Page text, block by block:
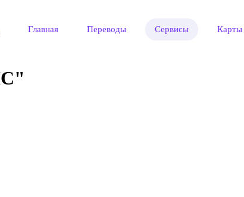
Главная Переводы Сервисы Карты